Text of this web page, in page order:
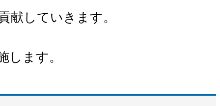
献していきます。
ます。